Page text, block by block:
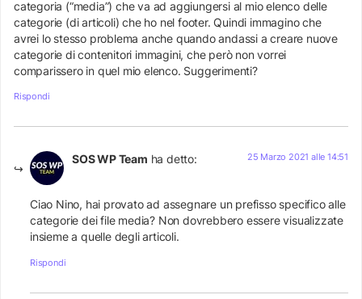
categoria (“media”) che va ad aggiungersi al mio elenco delle
categorie (di articoli) che ho nel footer. Quindi immagino che
avrei lo stesso problema anche quando andassi a creare nuove
categorie di contenitori immagini, che però non vorrei
comparissero in quel mio elenco. Suggerimenti?
Rispondi
SOS WP Team ha detto: 25 Marzo 2021 alle 14:51
Ciao Nino, hai provato ad assegnare un prefisso specifico alle
categorie dei file media? Non dovrebbero essere visualizzate
insieme a quelle degli articoli.
Rispondi